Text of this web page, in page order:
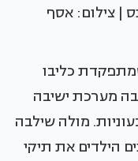
| צילום: אסף
כליבו
מערכת ישיבה
מולה שילבה
הילדים את תיקי